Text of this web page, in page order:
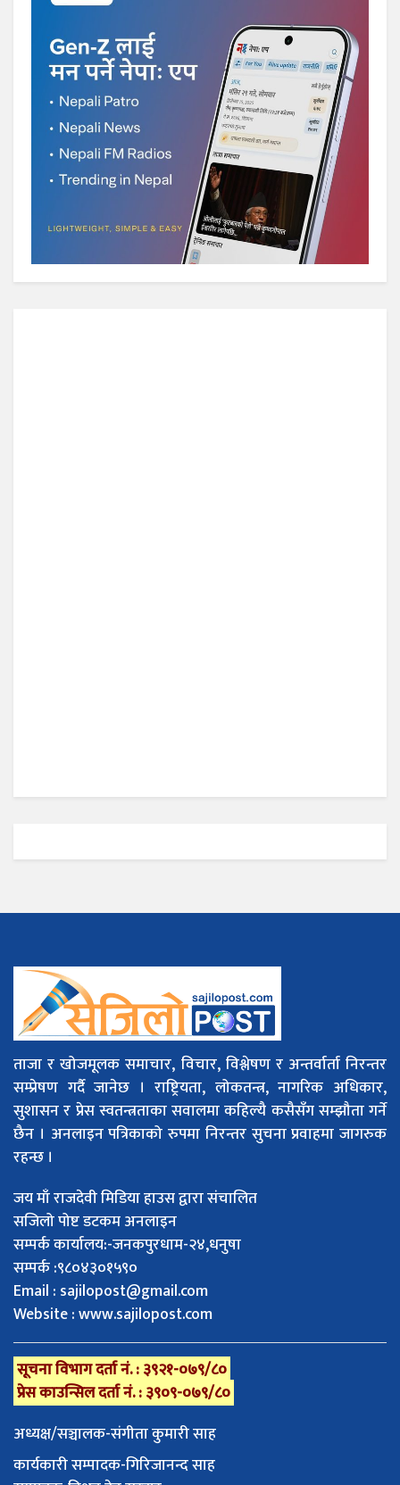
ताजा र खोजमूलक समाचार, विचार, विश्लेषण र अन्तर्वार्ता निरन्तर
सम्प्रेषण गर्दै जानेछ । राष्ट्रियता, लोकतन्त्र, नागरिक अधिकार,
सुशासन र प्रेस स्वतन्त्रताका सवालमा कहिल्यै कसैसँग सम्झौता गर्ने
छैन । अनलाइन पत्रिकाको रुपमा निरन्तर सुचना प्रवाहमा जागरुक
रहन्छ ।
जय माँ राजदेवी मिडिया हाउस द्वारा संचालित
सजिलो पोष्ट डटकम अनलाइन
सम्पर्क कार्यालय:-जनकपुरधाम-२४,धनुषा
सम्पर्क :९८०४३०१५९०
Email : sajilopost@gmail.com
Website : www.sajilopost.com
सूचना विभाग दर्ता नं. : ३९२१-०७९/८०
प्रेस काउन्सिल दर्ता नं. : ३९०९-०७९/८०
अध्यक्ष/सञ्चालक-संगीता कुमारी साह
कार्यकारी सम्पादक-गिरिजानन्द साह